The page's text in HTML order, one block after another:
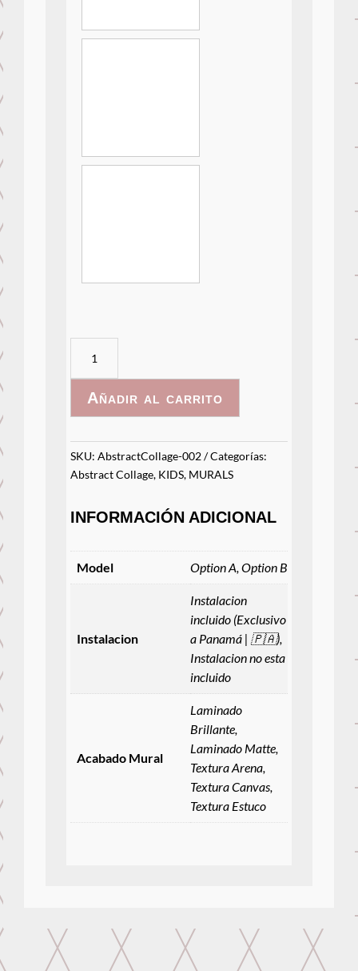
002
cantidad
Añadir al carrito
SKU: AbstractCollage-002
Categorías:
Abstract Collage, KIDS, MURALS
INFORMACIÓN ADICIONAL
Model Option A, Option B
Instalacion
Instalacion
incluido (Exclusivo
a Panamá | 🇵🇦),
Instalacion no esta
incluido
Acabado Mural
Laminado
Brillante,
Laminado Matte,
Textura Arena,
Textura Canvas,
Textura Estuco